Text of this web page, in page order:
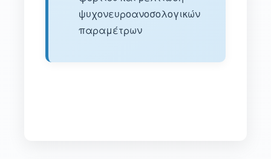
ψυχονευροανοσολογικών
παραμέτρων